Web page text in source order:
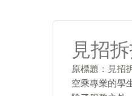
見招
原標題：見招
空乘專業的學